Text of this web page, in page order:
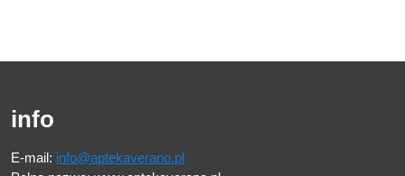
info
E-mail: info@aptekaverano.pl